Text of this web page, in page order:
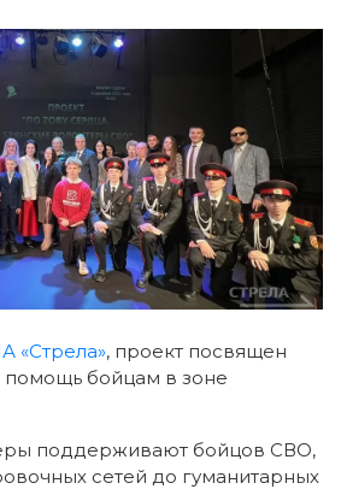
«Стрела», проект посвящен
помощь бойцам в зоне
поддерживают бойцов СВО,
сетей до гуманитарных